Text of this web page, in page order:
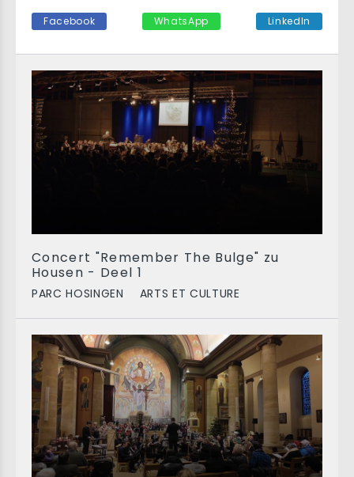
Concert "Remember The Bulge" zu
Housen - Deel 1
PARC HOSINGEN ARTS ET CULTURE
Facebook WhatsApp LinkedIn